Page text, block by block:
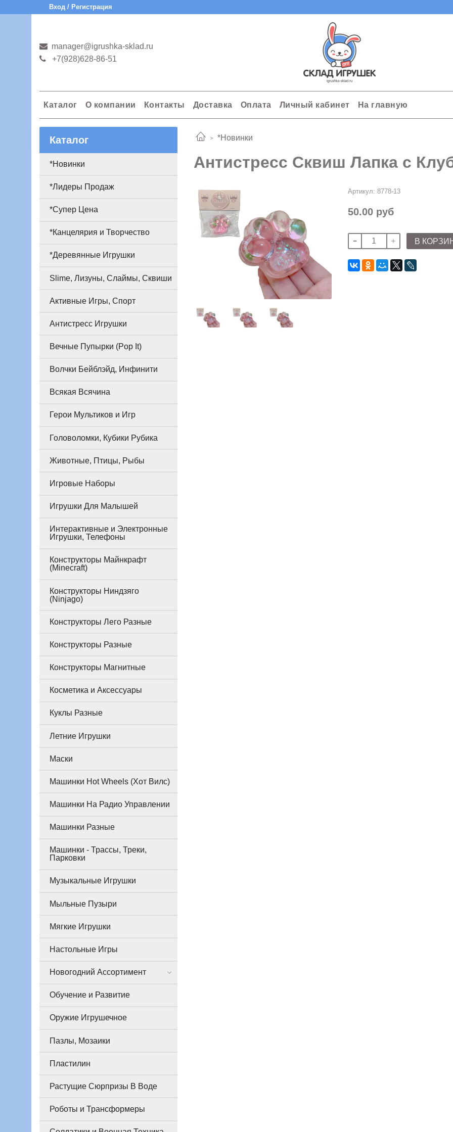
Вход / Регистрация
manager@igrushka-sklad.ru
+7(928)628-86-51
Каталог О компании Контакты Доставка Оплата Личный кабинет На главную
*Новинки
Антистресс Сквиш Лапка с
Артикул: 8778-13
50.00 руб
В
Каталог
*Новинки
*Лидеры Продаж
*Супер Цена
*Канцелярия и Творчество
*Деревянные Игрушки
Slime, Лизуны, Слаймы, Сквиши
Активные Игры, Спорт
Антистресс Игрушки
Вечные Пупырки (Pop It)
Волчки Бейблэйд, Инфинити
Всякая Всячина
Герои Мультиков и Игр
Головоломки, Кубики Рубика
Животные, Птицы, Рыбы
Игровые Наборы
Игрушки Для Малышей
Интерактивные и Электронные
Игрушки, Телефоны
Конструкторы Майнкрафт
(Minecraft)
Конструкторы Ниндзяго
(Ninjago)
Конструкторы Лего Разные
Конструкторы Разные
Конструкторы Магнитные
Косметика и Аксессуары
Куклы Разные
Летние Игрушки
Маски
Машинки Hot Wheels (Хот Вилс)
Машинки На Радио Управлении
Машинки Разные
Машинки - Трассы, Треки,
Парковки
Музыкальные Игрушки
Мыльные Пузыри
Мягкие Игрушки
Настольные Игры
Новогодний Ассортимент
Обучение и Развитие
Оружие Игрушечное
Пазлы, Мозаики
Пластилин
Растущие Сюрпризы В Воде
Роботы и Трансформеры